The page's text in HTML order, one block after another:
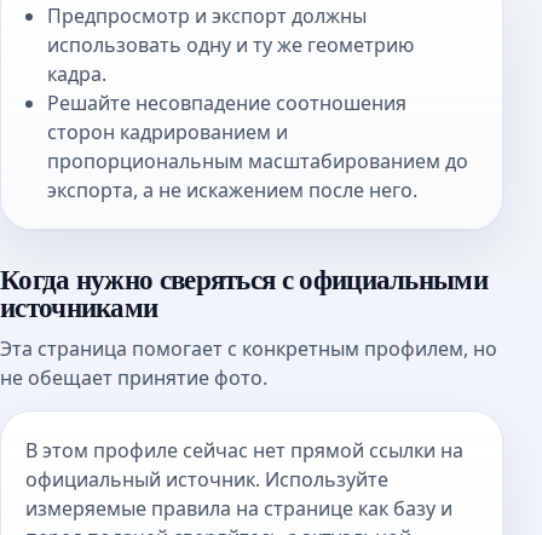
Предпросмотр и экспорт должны
использовать одну и ту же геометрию
кадра.
Решайте несовпадение соотношения
сторон кадрированием и
пропорциональным масштабированием до
экспорта, а не искажением после него.
Когда нужно сверяться с официальными
источниками
Эта страница помогает с конкретным профилем, но
не обещает принятие фото.
В этом профиле сейчас нет прямой ссылки на
официальный источник. Используйте
измеряемые правила на странице как базу и